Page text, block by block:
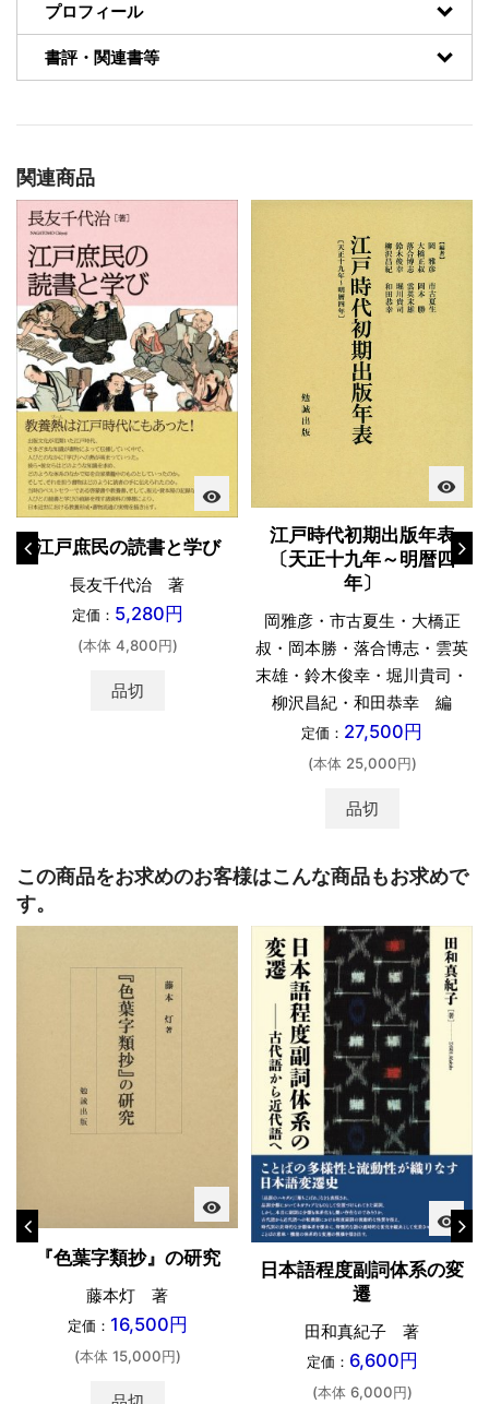
プロフィール
書評・関連書等
関連商品
visibility
江戸庶民の読書と学び
長友千代治 著
定価： 5,280円
(本体 4,800円)
品切
visibility
江戸時代初期出版年表
〔天正十九年～明暦四
年〕
岡雅彦・市古夏生・大橋正
叔・岡本勝・落合博志・雲英
末雄・鈴木俊幸・堀川貴司・
柳沢昌紀・和田恭幸 編
定価： 27,500円
(本体 25,000円)
品切
この商品をお求めのお客様はこんな商品もお求めで
す。
visibility
『色葉字類抄』の研究
藤本灯 著
定価： 16,500円
(本体 15,000円)
visibility
日本語程度副詞体系の変
遷
田和真紀子 著
定価： 6,600円
(本体 6,000円)